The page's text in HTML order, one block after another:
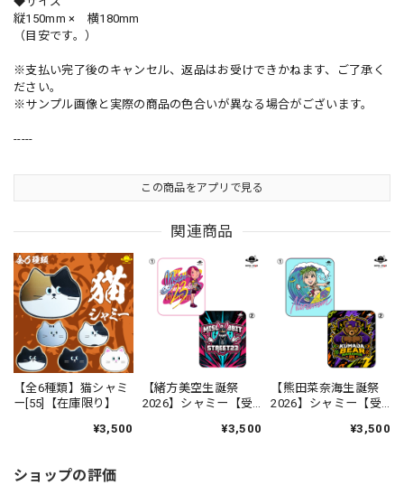
縦150mm × 横180mm
（目安です。）
※支払い完了後のキャンセル、返品はお受けできかねます、ご了承く
ださい。
※サンプル画像と実際の商品の色合いが異なる場合がございます。
-----
この商品をアプリで見る
関連商品
【全6種類】猫シャミ
ー[55]【在庫限り】
¥3,500
【緒方美空生誕祭
2026】シャミー【受
¥3,500
【熊田菜奈海生誕祭
2026】シャミー【受
¥3,500
ショップの評価